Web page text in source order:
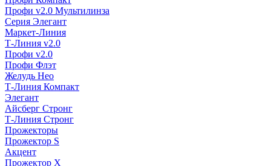
Профи v2.0 Мультилинза
Серия Элегант
Маркет-Линия
Т-Линия v2.0
Профи v2.0
Профи Флэт
Желудь Нео
Т-Линия Компакт
Элегант
Айсберг Стронг
Т-Линия Стронг
Прожекторы
Прожектор S
Акцент
Прожектор X